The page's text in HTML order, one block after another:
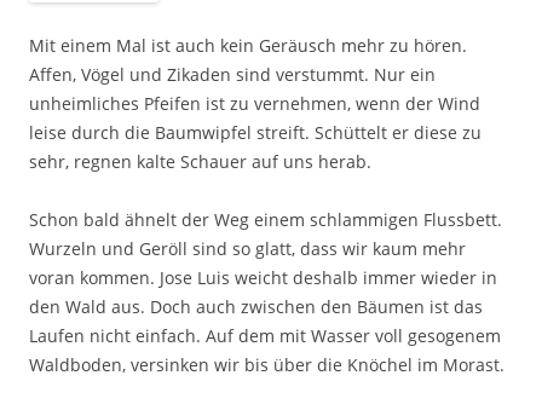
Mit einem Mal ist auch kein Geräusch mehr zu hören.
Affen, Vögel und Zikaden sind verstummt. Nur ein
unheimliches Pfeifen ist zu vernehmen, wenn der Wind
leise durch die Baumwipfel streift. Schüttelt er diese zu
sehr, regnen kalte Schauer auf uns herab.
Schon bald ähnelt der Weg einem schlammigen Flussbett.
Wurzeln und Geröll sind so glatt, dass wir kaum mehr
voran kommen. Jose Luis weicht deshalb immer wieder in
den Wald aus. Doch auch zwischen den Bäumen ist das
Laufen nicht einfach. Auf dem mit Wasser voll gesogenem
Waldboden, versinken wir bis über die Knöchel im Morast.